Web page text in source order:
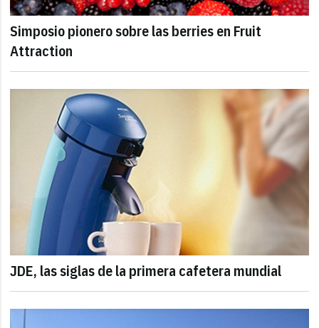
Simposio pionero sobre las berries en Fruit
Attraction
JDE, las siglas de la primera cafetera mundial